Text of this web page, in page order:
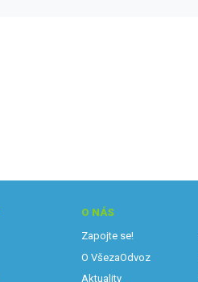
O NÁS
Zapojte se!
O VšezaOdvoz
Aktuality